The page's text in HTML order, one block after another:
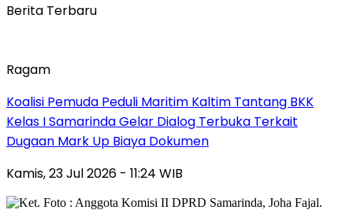
Berita Terbaru
Ragam
Koalisi Pemuda Peduli Maritim Kaltim Tantang BKK
Kelas I Samarinda Gelar Dialog Terbuka Terkait
Dugaan Mark Up Biaya Dokumen
Kamis, 23 Jul 2026 - 11:24 WIB